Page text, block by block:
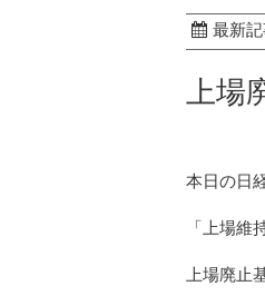
最新
上場
本日の日
「上場維
上場廃止